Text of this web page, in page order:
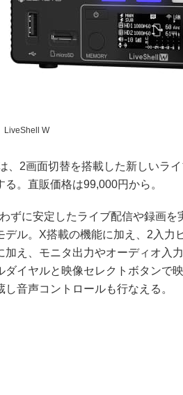
LiveShell W
、2画面切替を搭載した新しいラ
る。直販価格は99,000円から。
ずに安定したライブ配信や録画を
デル。X搭載の機能に加え、2入力
加え、モニタ出力やオーディオ入
ダイヤルと映像セレクトボタンで
し音声コントロールも行なえる。